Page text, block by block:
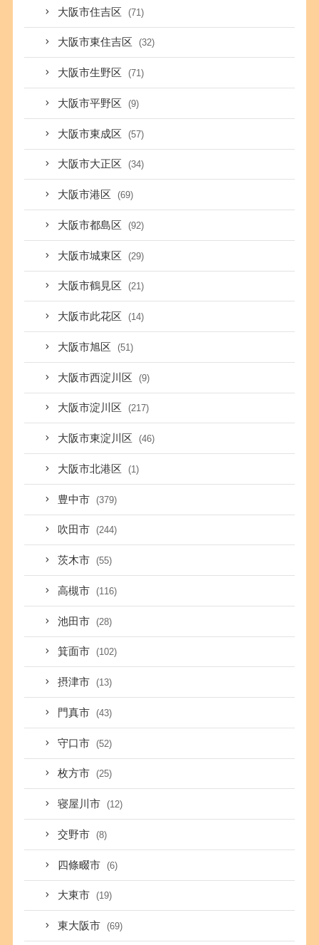
大阪市住吉区 (71)
大阪市東住吉区 (32)
大阪市生野区 (71)
大阪市平野区 (9)
大阪市東成区 (57)
大阪市大正区 (34)
大阪市港区 (69)
大阪市都島区 (92)
大阪市城東区 (29)
大阪市鶴見区 (21)
大阪市此花区 (14)
大阪市旭区 (51)
大阪市西淀川区 (9)
大阪市淀川区 (217)
大阪市東淀川区 (46)
大阪市北港区 (1)
豊中市 (379)
吹田市 (244)
茨木市 (55)
高槻市 (116)
池田市 (28)
箕面市 (102)
摂津市 (13)
門真市 (43)
守口市 (52)
枚方市 (25)
寝屋川市 (12)
交野市 (8)
四條畷市 (6)
大東市 (19)
東大阪市 (69)